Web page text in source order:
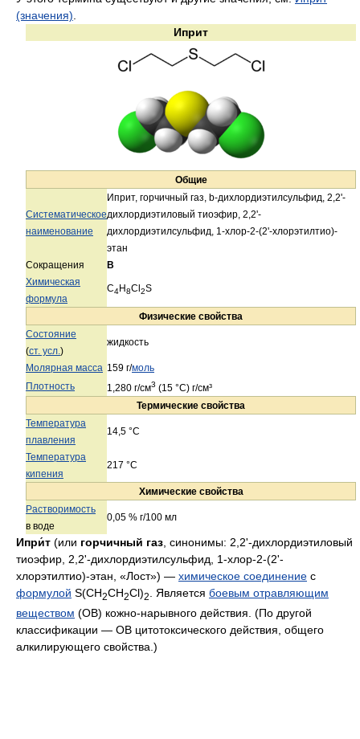
(значения)
Иприт
Общие
Систематическое
наименование
Иприт, горчичный газ, b-дихлордиэтилсульфид, 2,2'-
дихлордиэтиловый тиоэфир, 2,2'-
дихлордиэтилсульфид, 1-хлор-2-(2'-хлорэтилтио)-
этан
Сокращения
B
Химическая
формула
C4H8Cl2S
Физические свойства
Состояние
(ст. усл. )
жидкость
Молярная масса 159 г/моль
Плотность
1,280 г/см3 (15 °С) г/см³
Термические свойства
Температура
плавления
14,5 °C
Температура
кипения
217 °C
Химические свойства
Растворимость
в воде
0,05 % г/100 мл
Ипри́т (или горчичный газ , синонимы: 2,2'-дихлордиэтиловый
тиоэфир, 2,2'-дихлордиэтилсульфид, 1-хлор-2-(2'-
хлорэтилтио)-этан, «Лост») — химическое соединение с
формулой S(CH2CH2Cl)2 . Является боевым отравляющим
веществом (ОВ) кожно-нарывного действия. (По другой
классификации — ОВ цитотоксического действия, общего
алкилирующего свойства.)